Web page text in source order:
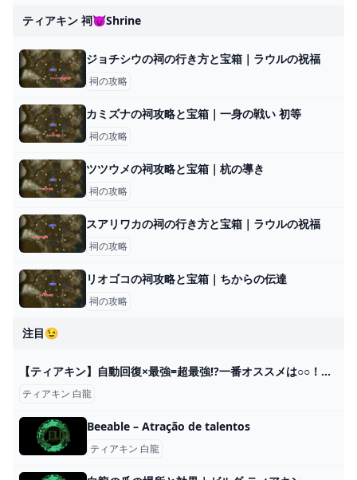
ティアキン 祠😈shrine
ジョチシウの祠の行き方と宝箱｜ラウルの祝福
祠の攻略
カミズナの祠攻略と宝箱｜一身の戦い 初等
祠の攻略
ツツウメの祠攻略と宝箱｜杭の導き
祠の攻略
スアリワカの祠の行き方と宝箱｜ラウルの祝福
祠の攻略
リオゴコの祠攻略と宝箱｜ちからの伝達
祠の攻略
注目😉
【ティアキン】自動回復×最強=超最強!?一番オススメは○○！近衛の大剣は...【ゼルダの伝説ティアーズオブザキングダム】【検証】 - YouTube
ティアキン 白龍
Beeable – Atração de talentos
ティアキン 白龍